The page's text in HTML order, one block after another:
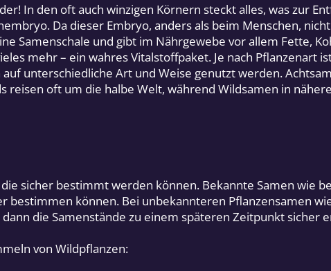
In den oft auch winzigen Körnern steckt alles, was zur
Da dieser Embryo, anders als beim Menschen,
Samenschale und gibt im Nährgewebe vor allem Fette,
mehr – ein wahres Vitalstoffpaket. Je nach Pflanzenart
unterschiedliche Art und Weise genutzt werden.
reisen oft um die halbe Welt, während Wildsamen in
sicher bestimmt werden können. Bekannte Samen wie
können. Bei unbekannteren Pflanzensamen
die Samenstände zu einem späteren Zeitpunkt sicher
von Wildpflanzen: